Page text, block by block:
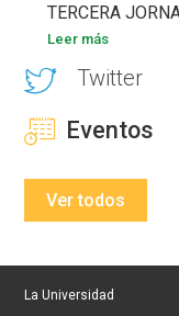
TERCERA
Leer más
Twitter
Eventos
Ver todos
La Universidad